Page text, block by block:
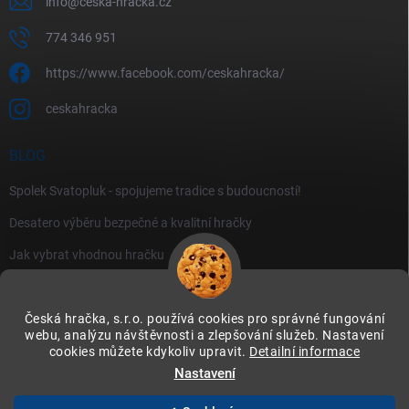
Česká hračka, s.r.o. používá cookies pro správné fungování
webu, analýzu návštěvnosti a zlepšování služeb. Nastavení
cookies můžete kdykoliv upravit. Detailní informace
Nastavení
774 346 951
https://www.facebook.com/ceskahracka/
ceskahracka
BLOG
Spolek Svatopluk - spojujeme tradice s budoucností!
Desatero výběru bezpečné a kvalitní hračky
Jak vybrat vhodnou hračku